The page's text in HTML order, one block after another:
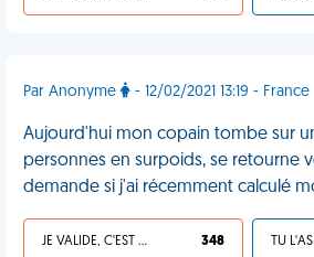
Par Anonyme - 12/02/2021 13:19 - France
Aujourd'hui mon copain tombe sur
personnes en surpoids, se retourne
demande si j'ai récemment calculé
JE VALIDE, C'EST UNE VDM 348